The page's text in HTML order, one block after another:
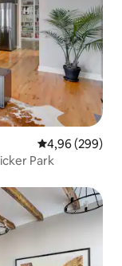
Évaluation
4,96 (299)
Park